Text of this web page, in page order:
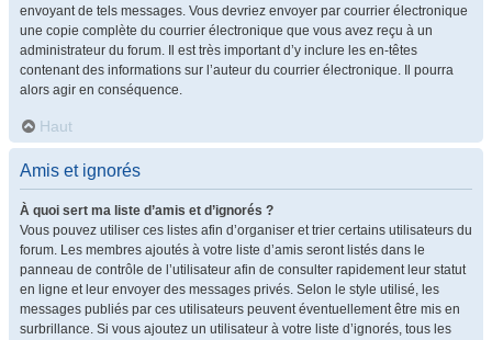
envoyant de tels messages. Vous devriez envoyer par courrier électronique
une copie complète du courrier électronique que vous avez reçu à un
administrateur du forum. Il est très important d’y inclure les en-têtes
contenant des informations sur l’auteur du courrier électronique. Il pourra
alors agir en conséquence.
Haut
Amis et ignorés
À quoi sert ma liste d’amis et d’ignorés ?
Vous pouvez utiliser ces listes afin d’organiser et trier certains utilisateurs du
forum. Les membres ajoutés à votre liste d’amis seront listés dans le
panneau de contrôle de l’utilisateur afin de consulter rapidement leur statut
en ligne et leur envoyer des messages privés. Selon le style utilisé, les
messages publiés par ces utilisateurs peuvent éventuellement être mis en
surbrillance. Si vous ajoutez un utilisateur à votre liste d’ignorés, tous les